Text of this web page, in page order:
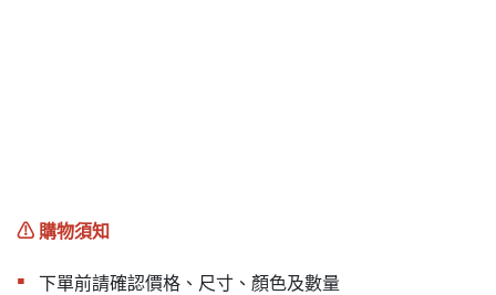
⚠︎ 購物須知
▪︎ 下單前請確認價格、尺寸、顏色及數量